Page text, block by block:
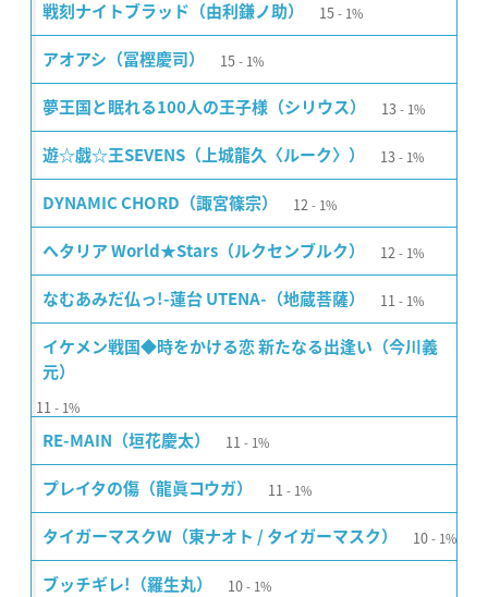
戦刻ナイトブラッド（由利鎌ノ助） 15 1%
アオアシ（冨樫慶司） 15 1%
夢王国と眠れる100人の王子様（シリウス） 13 1%
遊☆戯☆王SEVENS（上城龍久〈ルーク〉） 13 1%
DYNAMIC CHORD（諏宮篠宗） 12 1%
ヘタリア World★Stars（ルクセンブルク） 12 1%
なむあみだ仏っ!-蓮台 UTENA-（地蔵菩薩） 11 1%
イケメン戦国◆時をかける恋 新たなる出逢い（今川義
元）
11 1%
RE-MAIN（垣花慶太） 11 1%
プレイタの傷（龍眞コウガ） 11 1%
タイガーマスクW（東ナオト / タイガーマスク） 10 1%
ブッチギレ!（羅生丸） 10 1%